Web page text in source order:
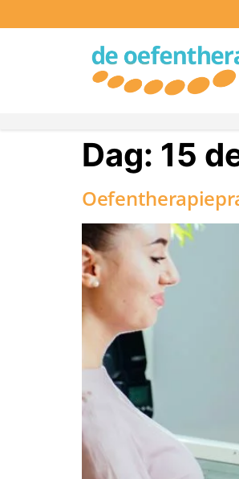
Dag: 15